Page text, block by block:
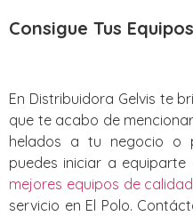
Consigue Tus
En Distribuidora Gelvis te
que te acabo de
helados a tu negocio o
puedes iniciar a
mejores equipos de calidad
servicio en El Polo.